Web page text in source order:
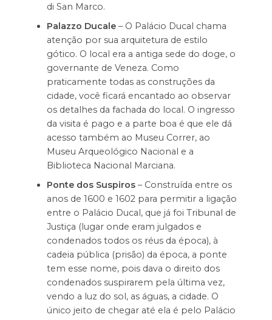
di San Marco.
Palazzo Ducale– O Palácio Ducal chama
atenção por sua arquitetura de estilo
gótico. O local era a antiga sede do doge, o
governante de Veneza. Como
praticamente todas as construções da
cidade, você ficará encantado ao observar
os detalhes da fachada do local. O ingresso
da visita é pago e a parte boa é que ele dá
acesso também ao Museu Correr, ao
Museu Arqueológico Nacional e a
Biblioteca Nacional Marciana.
Ponte dos Suspiros– Construída entre os
anos de 1600 e 1602 para permitir a ligação
entre o Palácio Ducal, que já foi Tribunal de
Justiça (lugar onde eram julgados e
condenados todos os réus da época), à
cadeia pública (prisão) da época, a ponte
tem esse nome, pois dava o direito dos
condenados suspirarem pela última vez,
vendo a luz do sol, as águas, a cidade. O
único jeito de chegar até ela é pelo Palácio